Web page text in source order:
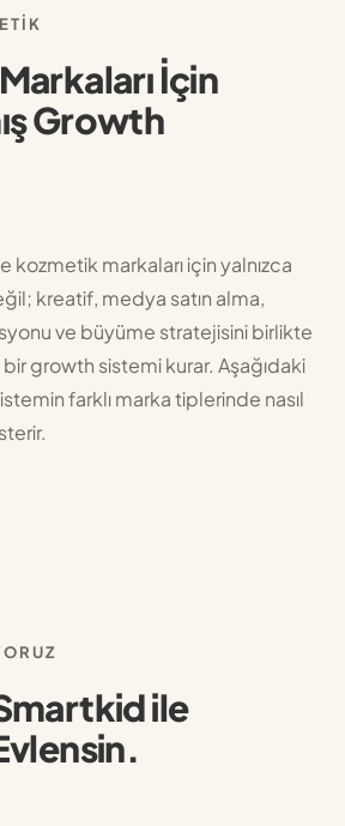
İçin
Growth
kozmetik markaları için yalnızca
kreatif, medya satın alma,
ve büyüme stratejisini birlikte
growth sistemi kurar. Aşağıdaki
farklı marka tiplerinde nasıl
ile